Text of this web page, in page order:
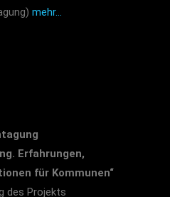
mehr…
Erfahrungen,
für Kommunen“
des Projekts